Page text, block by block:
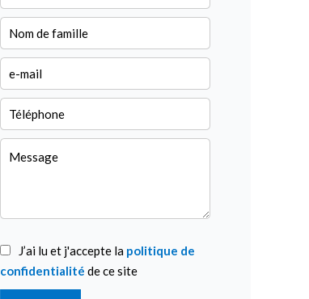
J’ai lu et j'accepte la politique de
confidentialité de ce site